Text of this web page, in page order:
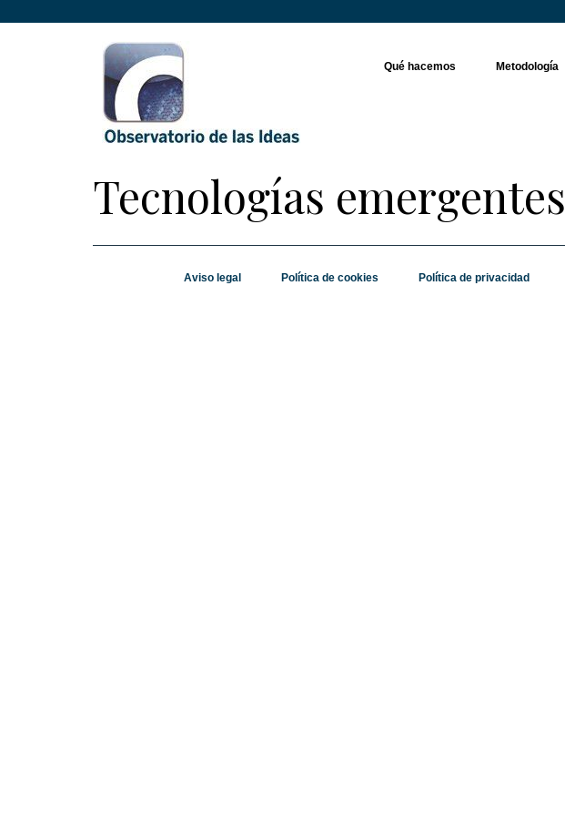
Qué hacemos Metodología
Tecnologías emergentes
Aviso legal Política de cookies Política de privacidad